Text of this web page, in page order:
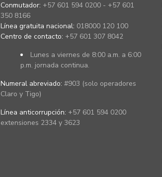
Conmutador: +57 601 594 0200 - +57 601
350 8166
Línea gratuita nacional: 018000 120 100
Centro de contacto: +57 601 307 8042
Lunes a viernes de 8:00 a.m. a 6:00
p.m. jornada continua.
Numeral abreviado: #903 (solo operadores
Claro y Tigo)
Línea anticorrupción: +57 601 594 0200
extensiones 2334 y 3623